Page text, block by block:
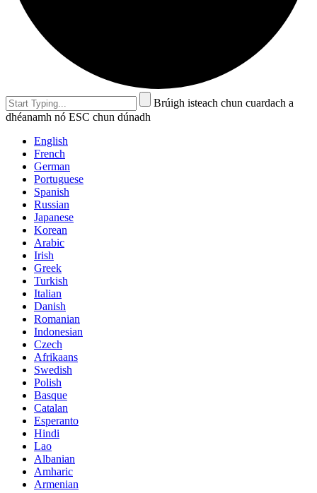
Brúigh isteach chun cuardach a
dhéanamh nó ESC chun dúnadh
English
French
German
Portuguese
Spanish
Russian
Japanese
Korean
Arabic
Irish
Greek
Turkish
Italian
Danish
Romanian
Indonesian
Czech
Afrikaans
Swedish
Polish
Basque
Catalan
Esperanto
Hindi
Lao
Albanian
Amharic
Armenian